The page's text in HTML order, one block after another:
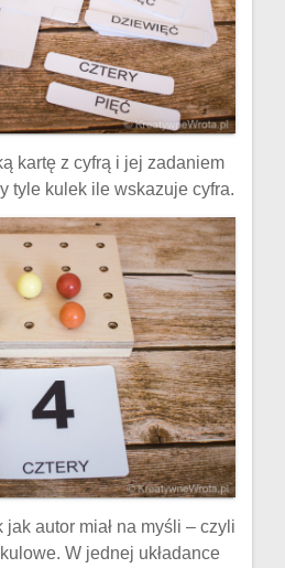
kartę z cyfrą i jej zadaniem
tyle kulek ile wskazuje cyfra.
autor miał na myśli – czyli
W jednej układance